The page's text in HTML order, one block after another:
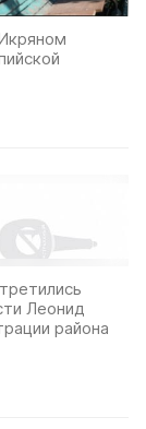
Леонид
района